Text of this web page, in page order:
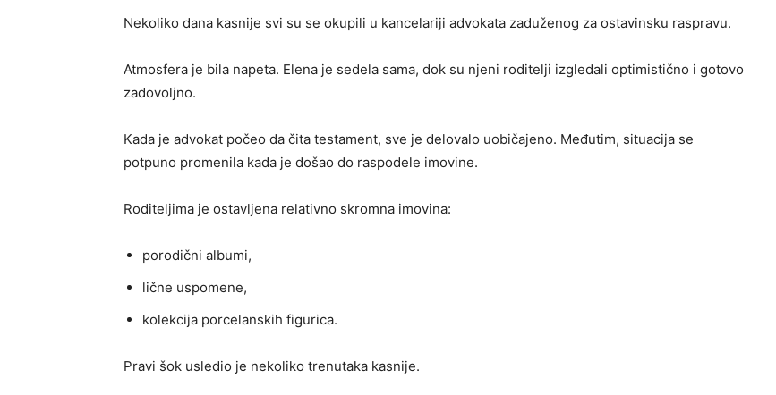
Nekoliko dana kasnije svi su se okupili u kancelariji advokata zaduženog za ostavinsku raspravu.
Atmosfera je bila napeta. Elena je sedela sama, dok su njeni roditelji izgledali optimistično i gotovo
zadovoljno.
Kada je advokat počeo da čita testament, sve je delovalo uobičajeno. Međutim, situacija se
potpuno promenila kada je došao do raspodele imovine.
Roditeljima je ostavljena relativno skromna imovina:
porodični albumi,
lične uspomene,
kolekcija porcelanskih figurica.
Pravi šok usledio je nekoliko trenutaka kasnije.